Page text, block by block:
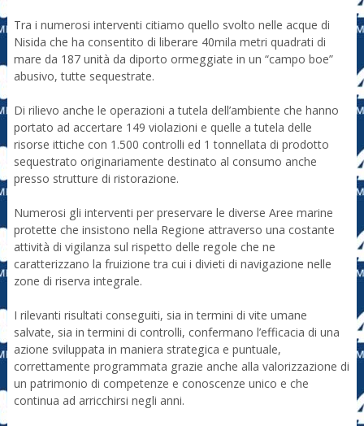
Tra i numerosi interventi citiamo quello svolto nelle acque di
Nisida che ha consentito di liberare 40mila metri quadrati di
mare da 187 unità da diporto ormeggiate in un “campo boe”
abusivo, tutte sequestrate.
Di rilievo anche le operazioni a tutela dell’ambiente che hanno
portato ad accertare 149 violazioni e quelle a tutela delle
risorse ittiche con 1.500 controlli ed 1 tonnellata di prodotto
sequestrato originariamente destinato al consumo anche
presso strutture di ristorazione.
Numerosi gli interventi per preservare le diverse Aree marine
protette che insistono nella Regione attraverso una costante
attività di vigilanza sul rispetto delle regole che ne
caratterizzano la fruizione tra cui i divieti di navigazione nelle
zone di riserva integrale.
I rilevanti risultati conseguiti, sia in termini di vite umane
salvate, sia in termini di controlli, confermano l’efficacia di una
azione sviluppata in maniera strategica e puntuale,
correttamente programmata grazie anche alla valorizzazione di
un patrimonio di competenze e conoscenze unico e che
continua ad arricchirsi negli anni.